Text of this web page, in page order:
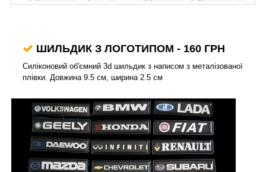
ШИЛЬДИК З ЛОГОТИПОМ - 160 ГРН
Силіконовий об'ємний 3d шильдик з написом з металізованої
плівки. Довжина 9.5 см, ширина 2.5 см